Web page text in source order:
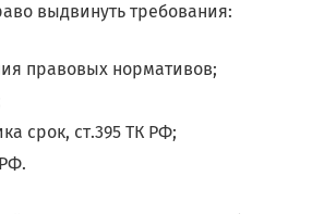
выдвинуть требования:
правовых нормативов;
срок, ст.395 ТК РФ;